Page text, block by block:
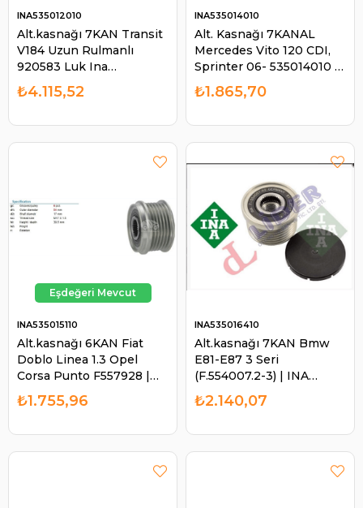
Alt.kasnağı 7KAN Transit
V184 Uzun Rulmanlı
920583 Luk Ina
535012010 | INA
535012010
INA535012010
₺4.115,52
Alt. Kasnağı 7KANAL
Mercedes Vito 120 CDI,
Sprinter 06- 535014010 |
INA 535014010
INA535014010
₺1.865,70
Alt.kasnağı 6KAN Fiat
Doblo Linea 1.3 Opel
Corsa Punto F557928 |
INA 535015110
INA535015110
₺1.755,96
Alt.kasnağı 7KAN Bmw
E81-E87 3 Seri
(F.554007.2-3) | INA
535016410
INA535016410
₺2.140,07